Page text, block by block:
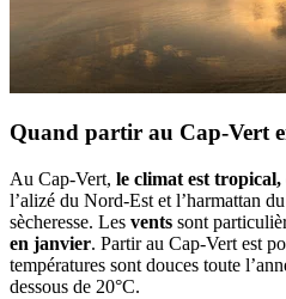
Quand partir au Cap-Vert
Au Cap-Vert, le climat est tropical,
l’alizé du Nord-Est et l’harmattan
sècheresse. Les vents sont
en janvier. Partir au Cap-Vert est
températures sont douces toute
dessous de 20°C.